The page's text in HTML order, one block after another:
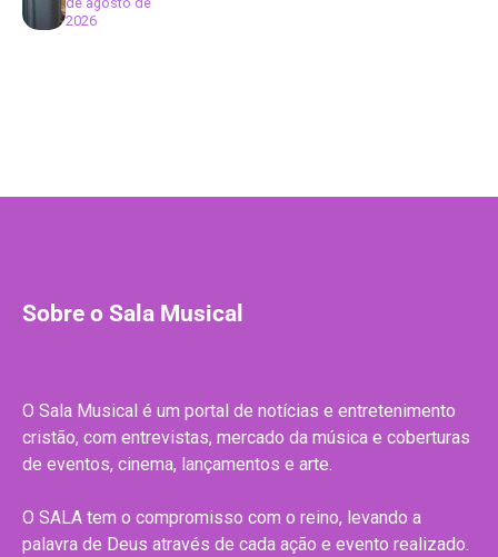
2026
Sobre o Sala Musical
O Sala Musical é um portal de notícias e entretenimento
cristão, com entrevistas, mercado da música e coberturas
de eventos, cinema, lançamentos e arte.
O SALA tem o compromisso com o reino, levando a
palavra de Deus através de cada ação e evento realizado.